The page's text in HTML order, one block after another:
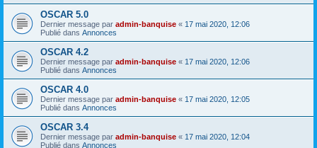
OSCAR 5.0
Dernier message par admin-banquise « 17 mai 2020, 12:06
Publié dans Annonces
OSCAR 4.2
Dernier message par admin-banquise « 17 mai 2020, 12:06
Publié dans Annonces
OSCAR 4.0
Dernier message par admin-banquise « 17 mai 2020, 12:05
Publié dans Annonces
OSCAR 3.4
Dernier message par admin-banquise « 17 mai 2020, 12:04
Publié dans Annonces